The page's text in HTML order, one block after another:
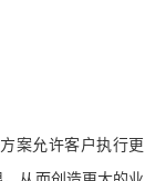
案允许客户执行更